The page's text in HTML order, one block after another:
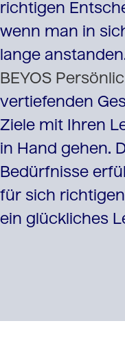
richtigen
wenn man in
lange
BEYOS
vertiefenden
Ziele mit Ihren
in Hand gehen.
Bedürfnisse
für sich
ein glückliches